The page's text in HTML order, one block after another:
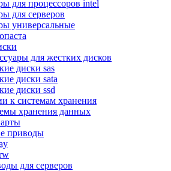
Микрофоны
Элементы питания, батарейки
Портмоне, боксы, стойки для дисков
Презентеры
Виртуальные очки
и опции для ноутбуков
Клавиатуры для ноутбуков
Сумки
Адаптеры и зарядные устройства
Подставки
Док станции, порт репликаторы
Батареи
Разное
информации
Внешние жесткие диски
Карты памяти
для процессоров intel
для серверов
универсальные
для жестких дисков
диски sas
диски sata
диски ssd
к системам хранения
хранения данных
приводы
для серверов